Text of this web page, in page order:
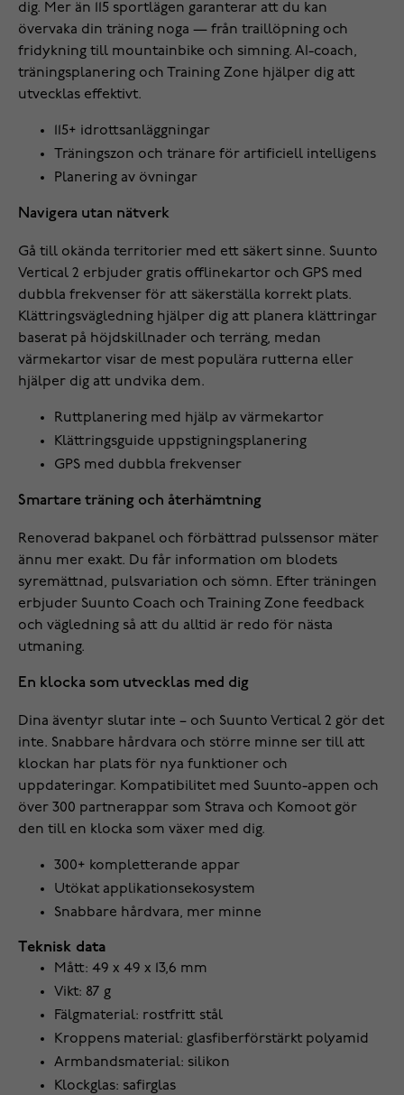
dig. Mer än 115 sportlägen garanterar att du kan
övervaka din träning noga — från traillöpning och
fridykning till mountainbike och simning. AI-coach,
träningsplanering och Training Zone hjälper dig att
utvecklas effektivt.
115+ idrottsanläggningar
Träningszon och tränare för artificiell intelligens
Planering av övningar
Navigera utan nätverk
Gå till okända territorier med ett säkert sinne. Suunto
Vertical 2 erbjuder gratis offlinekartor och GPS med
dubbla frekvenser för att säkerställa korrekt plats.
Klättringsvägledning hjälper dig att planera klättringar
baserat på höjdskillnader och terräng, medan
värmekartor visar de mest populära rutterna eller
hjälper dig att undvika dem.
Ruttplanering med hjälp av värmekartor
Klättringsguide uppstigningsplanering
GPS med dubbla frekvenser
Smartare träning och återhämtning
Renoverad bakpanel och förbättrad pulssensor mäter
ännu mer exakt. Du får information om blodets
syremättnad, pulsvariation och sömn. Efter träningen
erbjuder Suunto Coach och Training Zone feedback
och vägledning så att du alltid är redo för nästa
utmaning.
En klocka som utvecklas med dig
Dina äventyr slutar inte – och Suunto Vertical 2 gör det
inte. Snabbare hårdvara och större minne ser till att
klockan har plats för nya funktioner och
uppdateringar. Kompatibilitet med Suunto-appen och
över 300 partnerappar som Strava och Komoot gör
den till en klocka som växer med dig.
300+ kompletterande appar
Utökat applikationsekosystem
Snabbare hårdvara, mer minne
Teknisk data
Mått: 49 x 49 x 13,6 mm
Vikt: 87 g
Fälgmaterial: rostfritt stål
Kroppens material: glasfiberförstärkt polyamid
Armbandsmaterial: silikon
Klockglas: safirglas